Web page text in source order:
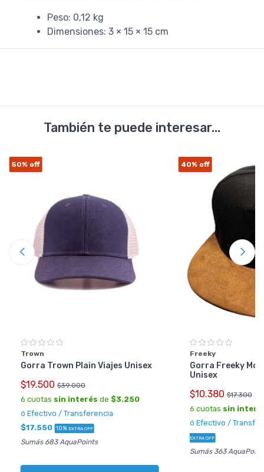
Peso: 0,12 kg
Dimensiones: 3 × 15 × 15 cm
También te puede interesar...
50% off
Trown
Gorra Trown Plain Viajes Unisex
$19.500 $39.000
6 cuotas sin interés de $3.250
ó Efectivo / Transferencia
$17.550 10% EXTRA OFF
Sumás 683 AquaPoints
40% off
Freeky
Gorra Freeky
Unisex
$10.380 $17.300
6 cuotas sin
ó Efectivo /
EXTRA OFF
Sumás 363